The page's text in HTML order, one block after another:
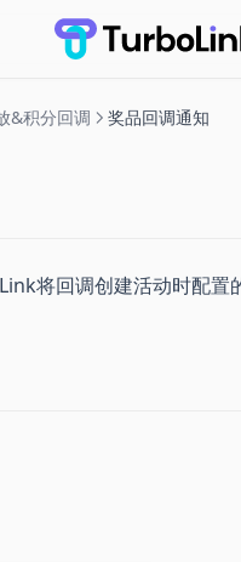
&积分回调 奖品回调通知
将回调创建活动时配置